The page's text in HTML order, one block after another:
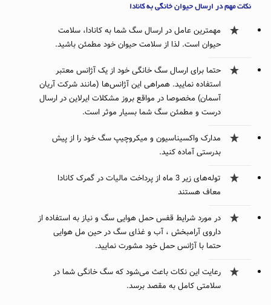
نکات مهم در ارسال حیوان خانگی به کانادا
مهمترین عامل در ارسال سگ شما به کانادا، سلامت
حیوان است. لذا از سلامت حیوان خود مطمئن باشید.
حتما برای ارسال سگ خانگی خود از یک آژانس معتبر
استفاده نمایید. همراهی این آژانس‌ها (مانند شرکت آریان
آسمان) مخصوصا در مواقع بروز مشکلات ایرلاین در ارسال
درست و مطمئن سگ شما بسیار موثر است.
مدارک واکسیناسیون و میکروچیپ سگ خود را از پیش
بدرستی آماده کنید.
توله‌های زیر 3 ماه از پرداخت مالیات در گمرک کانادا
معاف هستند
در مورد شرایط قفس حمل هوایی سگ و نیاز به استفاده از
داروی آرامبخش ، آب و غذای سگ در حین مل هوایی
حتما با آژانس حمل خود مشورت نمایید.
رعایت این نکات باعث می‌شود که سگ خانگی شما در
سلامتی کامل به مقصد برسد.